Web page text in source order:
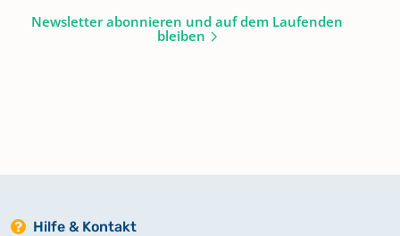
Newsletter abonnieren und auf dem Laufenden
bleiben
Hilfe & Kontakt